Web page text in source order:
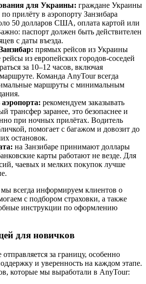
для Украины: граждане Украины
прилёту в аэропорту Занзибара
50 долларов США, оплата картой или
паспорт должен быть действителен
с даты въезда.
прямых рейсов из Украины
из европейских городов-соседей
за 10–12 часов, включая
Команда AnyTour всегда
маршруты с минимальным
рекомендуем заказывать
трансфер заранее, это безопаснее и
при ночных прилётах. Водитель
помогает с багажом и довозит до
остановок.
на Занзибаре принимают доллары
карты работают не везде. Для
чаевых и мелких покупок лучше
всегда информируем клиентов о
с подбором страховки, а также
инструкции по оформлению
для новичков
за границу, особенно
и уверенность на каждом этапе.
которые мы выработали в AnyTour: